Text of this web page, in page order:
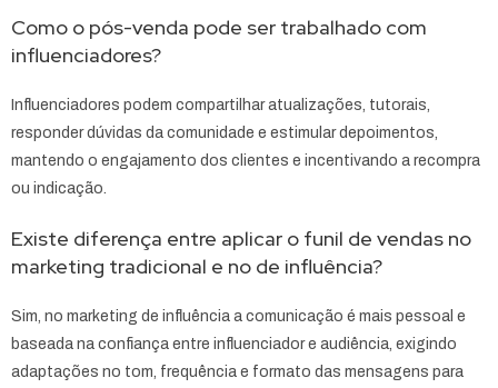
Como o pós-venda pode ser trabalhado com
influenciadores?
Influenciadores podem compartilhar atualizações, tutorais,
responder dúvidas da comunidade e estimular depoimentos,
mantendo o engajamento dos clientes e incentivando a recompra
ou indicação.
Existe diferença entre aplicar o funil de vendas no
marketing tradicional e no de influência?
Sim, no marketing de influência a comunicação é mais pessoal e
baseada na confiança entre influenciador e audiência, exigindo
adaptações no tom, frequência e formato das mensagens para